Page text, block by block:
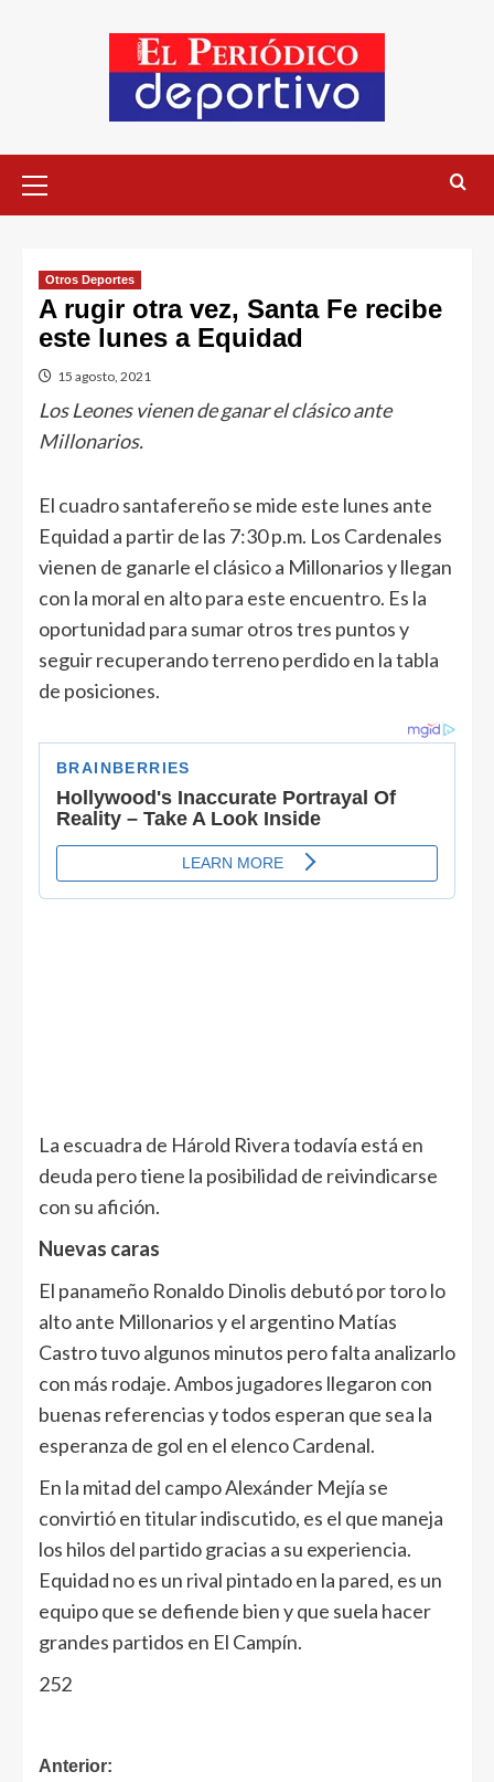
Otros Deportes
A rugir otra vez, Santa Fe recibe
este lunes a Equidad
15 agosto, 2021
Los Leones vienen de ganar el clásico ante
Millonarios.
El cuadro santafereño se mide este lunes ante
Equidad a partir de las 7:30 p.m. Los Cardenales
vienen de ganarle el clásico a Millonarios y llegan
con la moral en alto para este encuentro. Es la
oportunidad para sumar otros tres puntos y
seguir recuperando terreno perdido en la tabla
de posiciones.
La escuadra de Hárold Rivera todavía está en
deuda pero tiene la posibilidad de reivindicarse
con su afición.
Nuevas caras
El panameño Ronaldo Dinolis debutó por toro lo
alto ante Millonarios y el argentino Matías
Castro tuvo algunos minutos pero falta analizarlo
con más rodaje. Ambos jugadores llegaron con
buenas referencias y todos esperan que sea la
esperanza de gol en el elenco Cardenal.
En la mitad del campo Alexánder Mejía se
convirtió en titular indiscutido, es el que maneja
los hilos del partido gracias a su experiencia.
Equidad no es un rival pintado en la pared, es un
equipo que se defiende bien y que suela hacer
grandes partidos en El Campín.
252
Anterior: